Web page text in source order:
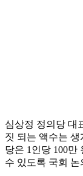
심상정 정의당 대
짓 되는 액수는 생
당은 1인당 100만
수 있도록 국회